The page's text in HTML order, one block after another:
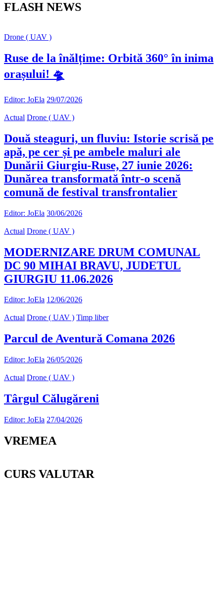
FLASH NEWS
Drone ( UAV )
Ruse de la înălțime: Orbită 360° în inima
orașului! 🛸
Editor: JoEla 29/07/2026
Actual Drone ( UAV )
Două steaguri, un fluviu: Istorie scrisă pe
apă, pe cer și pe ambele maluri ale
Dunării Giurgiu-Ruse, 27 iunie 2026:
Dunărea transformată într-o scenă
comună de festival transfrontalier
Editor: JoEla 30/06/2026
Actual Drone ( UAV )
MODERNIZARE DRUM COMUNAL
DC 90 MIHAI BRAVU, JUDETUL
GIURGIU 11.06.2026
Editor: JoEla 12/06/2026
Actual Drone ( UAV ) Timp liber
Parcul de Aventură Comana 2026
Editor: JoEla 26/05/2026
Actual Drone ( UAV )
Târgul Călugăreni
Editor: JoEla 27/04/2026
VREMEA
CURS VALUTAR